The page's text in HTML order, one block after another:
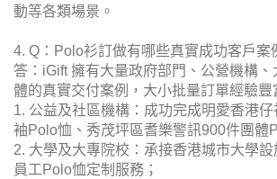
動等各類場景。
4. Q：Polo衫訂做有哪些真實成功客戶案
答：iGift 擁有大量政府部門、公營機構、
體的真實交付案例，大小批量訂單經驗豐
1. 公益及社區機構：成功完成明愛香港
袖Polo恤、秀茂坪區耆樂警訊900件團體
2. 大學及大專院校：承接香港城市大學
員工Polo恤定制服務；